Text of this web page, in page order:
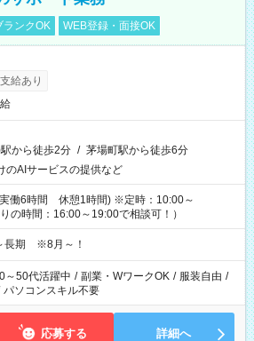
ランクOK WEB登録・面接OK
給あり
から徒歩2分 / 茅場町駅から徒歩6分
のAIサービスの提供など
働6時間 休憩1時間) ※定時：10:00～
の時間：16:00～19:00で相談可！）
長期 ※8月～！
～50代活躍中 / 副業・WワークOK / 服装自由 /
パソコンスキル不要
応募する 詳細へ